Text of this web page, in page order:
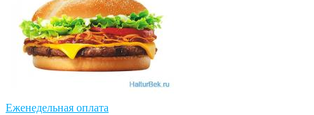
Еженедельная оплата